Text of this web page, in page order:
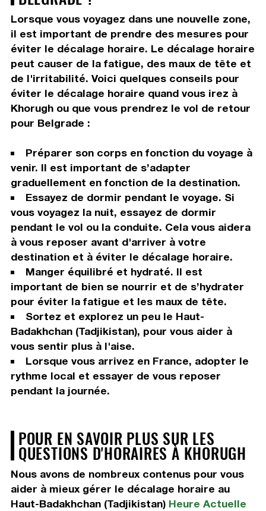
Lorsque vous voyagez dans une nouvelle zone,
il est important de prendre des mesures pour
éviter le décalage horaire. Le décalage horaire
peut causer de la fatigue, des maux de tête et
de l'irritabilité. Voici quelques conseils pour
éviter le décalage horaire quand vous irez à
Khorugh ou que vous prendrez le vol de retour
pour Belgrade :
Préparer son corps en fonction du voyage à
venir. Il est important de s’adapter
graduellement en fonction de la destination.
Essayez de dormir pendant le voyage. Si
vous voyagez la nuit, essayez de dormir
pendant le vol ou la conduite. Cela vous aidera
à vous reposer avant d'arriver à votre
destination et à éviter le décalage horaire.
Manger équilibré et hydraté. Il est
important de bien se nourrir et de s’hydrater
pour éviter la fatigue et les maux de tête.
Sortez et explorez un peu le Haut-
Badakhchan (Tadjikistan), pour vous aider à
vous sentir plus à l'aise.
Lorsque vous arrivez en France, adopter le
rythme local et essayer de vous reposer
pendant la journée.
POUR EN SAVOIR PLUS SUR LES
QUESTIONS D'HORAIRES À KHORUGH
Nous avons de nombreux contenus pour vous
aider à mieux gérer le décalage horaire au
Haut-Badakhchan (Tadjikistan) Heure Actuelle